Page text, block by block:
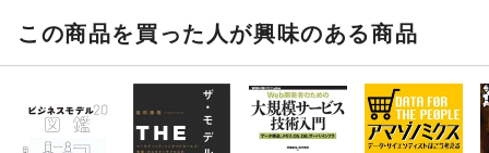
この商品を買った人が興味のある商品